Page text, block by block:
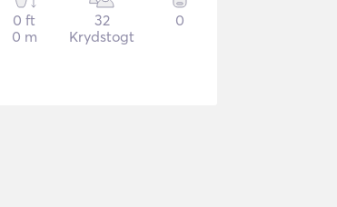
0 ft
0 m
32
Krydstogt
0